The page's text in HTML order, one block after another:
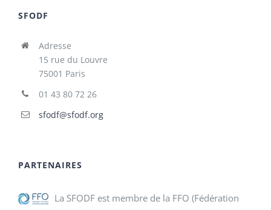
SFODF
Adresse
15 rue du Louvre
75001 Paris
01 43 80 72 26
sfodf@sfodf.org
PARTENAIRES
La SFODF est membre de la FFO (Fédération